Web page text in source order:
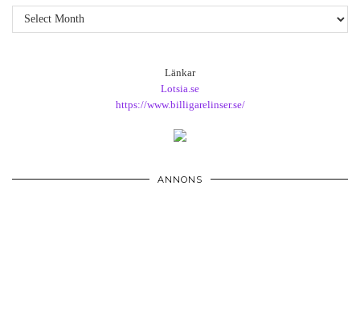
Arkiv
Länkar
Lotsia.se
https://www.billigarelinser.se/
ANNONS